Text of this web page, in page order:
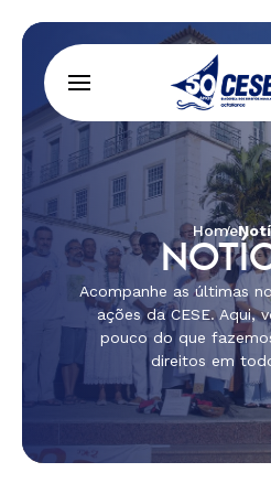
Home
Acompanhe as últimas
ações da CESE. Aqui,
pouco do que
direitos em